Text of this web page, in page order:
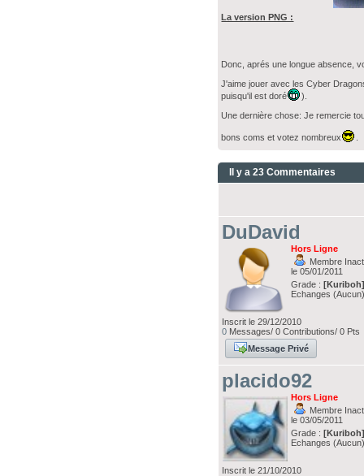
La version PNG :
Donc, aprés une longue absence,
J'aime jouer avec les Cyber
puisqu'il est doré
).
Une dernière chose: Je remercie
bons coms et votez nombreux .
Il y a 23 Commentaires
DuDavid
Hors Ligne
Membre
le 05/01/2011
Grade :
Echanges
Inscrit le 29/12/2010
0 Messages/ 0 Contributions/ 0 Pts
Message Privé
placido92
Hors Ligne
Membre
le 03/05/2011
Grade :
Echanges
Inscrit le 21/10/2010